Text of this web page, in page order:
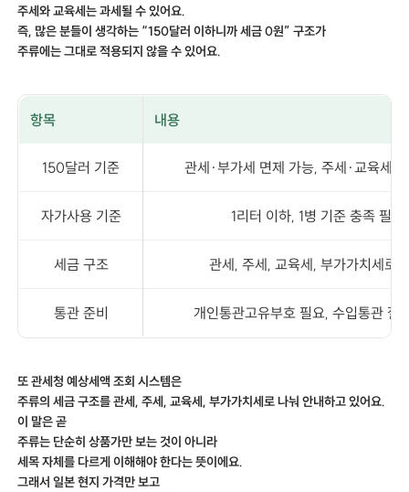
주세와 교육세는 과세될 수 있어요.
즉, 많은 분들이 생각하는 “150달러 이하니까 세금 0원” 구조가
주류에는 그대로 적용되지 않을 수 있어요.
항목 내용
150달러 기준 관세·부가세 면제 가능, 주세·교육세
자가사용 기준 1리터 이하, 1병 기준 충족 필요
세금 구조 관세, 주세, 교육세, 부가가치세로
통관 준비 개인통관고유부호 필요, 수입통관 절
또 관세청 예상세액 조회 시스템은
주류의 세금 구조를 관세, 주세, 교육세, 부가가치세로 나눠 안내하고 있어요.
이 말은 곧
주류는 단순히 상품가만 보는 것이 아니라
세목 자체를 다르게 이해해야 한다는 뜻이에요.
그래서 일본 현지 가격만 보고